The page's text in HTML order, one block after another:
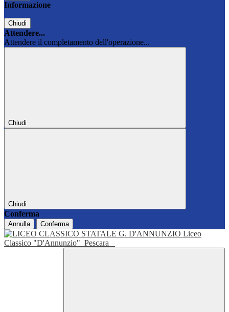
Informazione
Chiudi
Attendere...
Attendere il completamento dell'operazione...
Chiudi
Chiudi
Conferma
Annulla Conferma
Liceo
Classico "D'Annunzio" Pescara